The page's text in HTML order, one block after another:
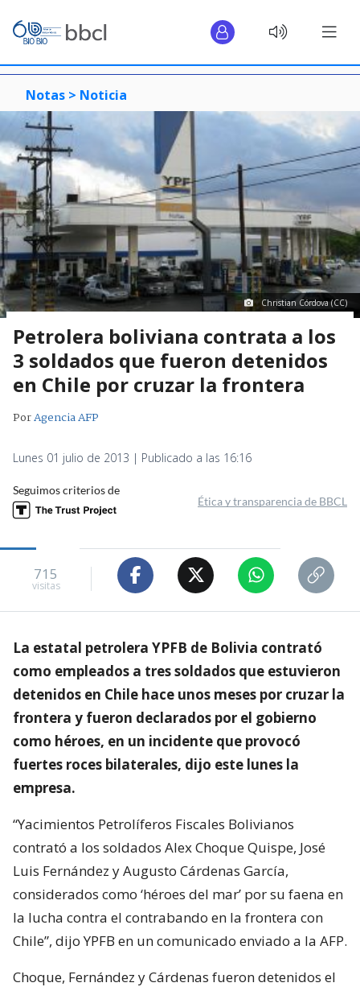
Notas > Noticia
Christian Córdova (CC)
Petrolera boliviana contrata a los
3 soldados que fueron detenidos
en Chile por cruzar la frontera
PorAgencia AFP
Lunes 01 julio de 2013 | Publicado a las 16:16
Seguimos criterios de
Ética y transparencia de BBCL
715
visitas
La estatal petrolera YPFB de Bolivia contrató
como empleados a tres soldados que estuvieron
detenidos en Chile hace unos meses por cruzar la
frontera y fueron declarados por el gobierno
como héroes, en un incidente que provocó
fuertes roces bilaterales, dijo este lunes la
empresa.
“Yacimientos Petrolíferos Fiscales Bolivianos
contrató a los soldados Alex Choque Quispe, José
Luis Fernández y Augusto Cárdenas García,
considerados como ‘héroes del mar’ por su faena en
la lucha contra el contrabando en la frontera con
Chile”, dijo YPFB en un comunicado enviado a la AFP.
Choque, Fernández y Cárdenas fueron detenidos el